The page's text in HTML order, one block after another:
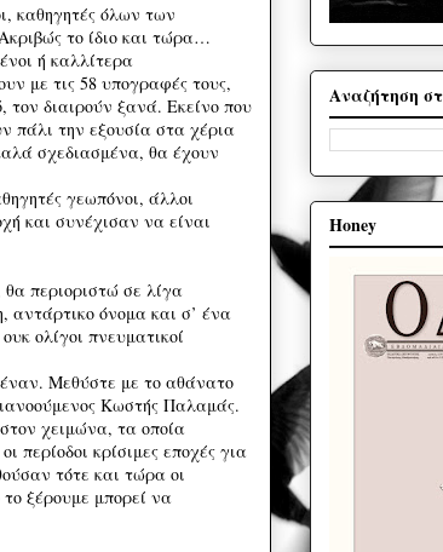
καθηγητές όλων των
το ίδιο και τώρα…
ή καλλίτερα
με τις 58 υπογραφές τους,
τον διαιρούν ξανά. Εκείνο που
πάλι την εξουσία στα χέρια
σχεδιασμένα, θα έχουν
γεωπόνοι, άλλοι
και συνέχισαν να είναι
περιοριστώ σε λίγα
αντάρτικο όνομα και σ’ ένα
ολίγοι πνευματικοί
Μεθύστε με το αθάνατο
Κωστής Παλαμάς.
χειμώνα, τα οποία
περίοδοι κρίσιμες εποχές για
τότε και τώρα οι
ξέρουμε μπορεί να
Αναζήτηση
Honey